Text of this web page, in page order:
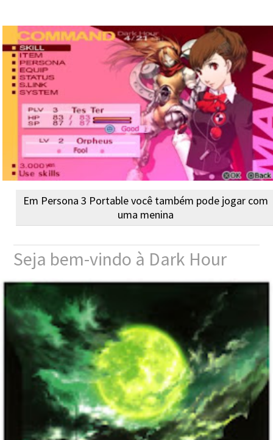
Em Persona 3 Portable você também pode jogar com
uma menina
Seja bem-vindo à Dark Hour